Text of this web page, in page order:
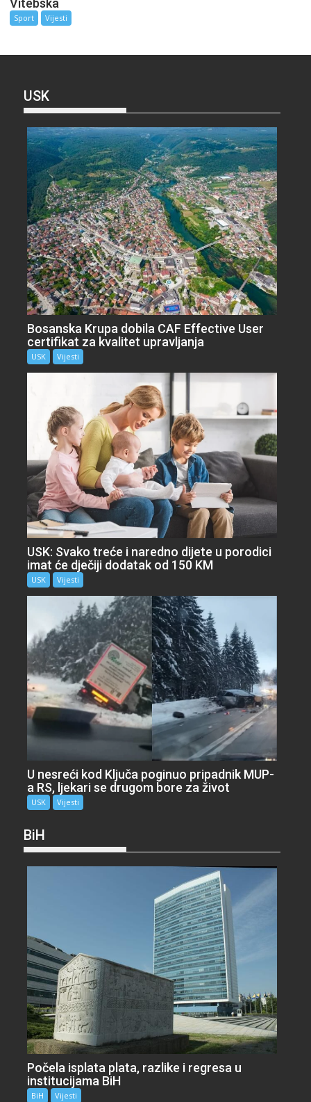
Vitebska
Sport Vijesti
USK
Bosanska Krupa dobila CAF Effective User
certifikat za kvalitet upravljanja
USK Vijesti
USK: Svako treće i naredno dijete u porodici
imat će dječiji dodatak od 150 KM
USK Vijesti
U nesreći kod Ključa poginuo pripadnik MUP-
a RS, ljekari se drugom bore za život
USK Vijesti
BiH
Počela isplata plata, razlike i regresa u
institucijama BiH
BiH Vijesti